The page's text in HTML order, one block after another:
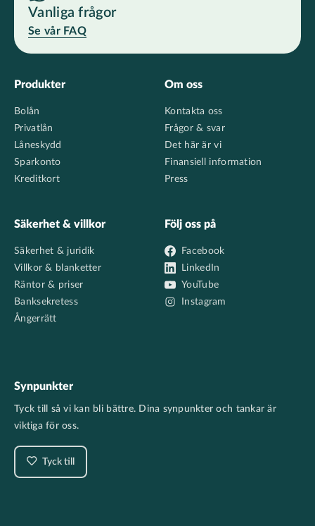
Vanliga frågor
Se vår FAQ
Footer
Produkter
Bolån
Privatlån
Låneskydd
Sparkonto
Kreditkort
Om oss
Kontakta oss
Frågor & svar
Det här är vi
Finansiell information
Press
Säkerhet & villkor
Säkerhet & juridik
Villkor & blanketter
Räntor & priser
Banksekretess
Ångerrätt
Följ oss på
Facebook
LinkedIn
YouTube
Instagram
Synpunkter
Tyck till så vi kan bli bättre. Dina synpunkter och tankar är
viktiga för oss.
Tyck till